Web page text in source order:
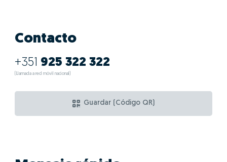
Contacto
+351 925 322 322
(Llamada a red móvil nacional)
Guardar (Código QR)